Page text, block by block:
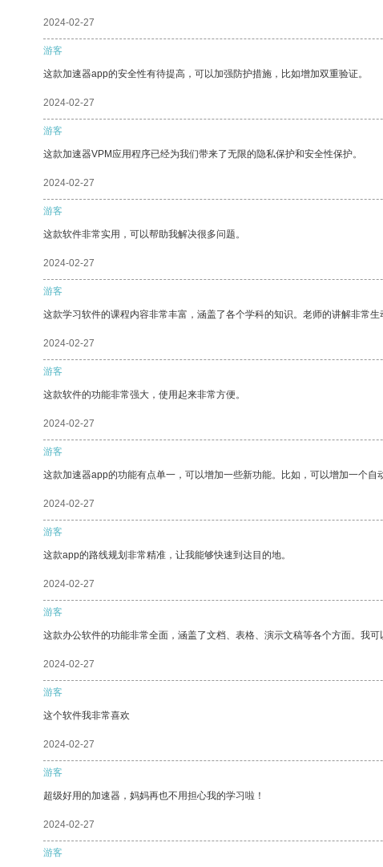
2024-02-27
游客
这款加速器app的安全性有待提高，可以加强防护措施，比如增加双重验证。
2024-02-27
游客
这款加速器VPM应用程序已经为我们带来了无限的隐私保护和安全性保护。
2024-02-27
游客
这款软件非常实用，可以帮助我解决很多问题。
2024-02-27
游客
这款学习软件的课程内容非常丰富，涵盖了各个学科的知识。老师的讲解非常生
2024-02-27
游客
这款软件的功能非常强大，使用起来非常方便。
2024-02-27
游客
这款加速器app的功能有点单一，可以增加一些新功能。比如，可以增加一个
2024-02-27
游客
这款app的路线规划非常精准，让我能够快速到达目的地。
2024-02-27
游客
这款办公软件的功能非常全面，涵盖了文档、表格、演示文稿等各个方面。我
2024-02-27
游客
这个软件我非常喜欢
2024-02-27
游客
超级好用的加速器，妈妈再也不用担心我的学习啦！
2024-02-27
游客